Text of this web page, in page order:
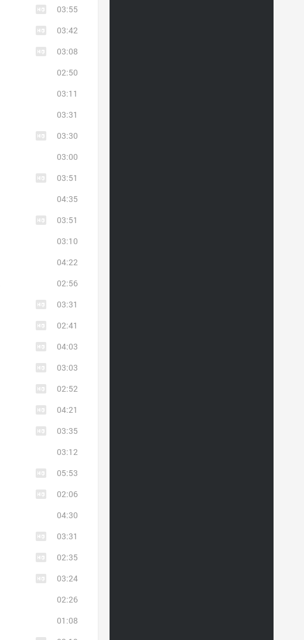
03:55
03:42
03:08
02:50
03:11
03:31
03:30
03:00
03:51
04:35
03:51
03:10
04:22
02:56
03:31
02:41
04:03
03:03
02:52
04:21
03:35
03:12
05:53
02:06
04:30
03:31
02:35
03:24
02:26
01:08